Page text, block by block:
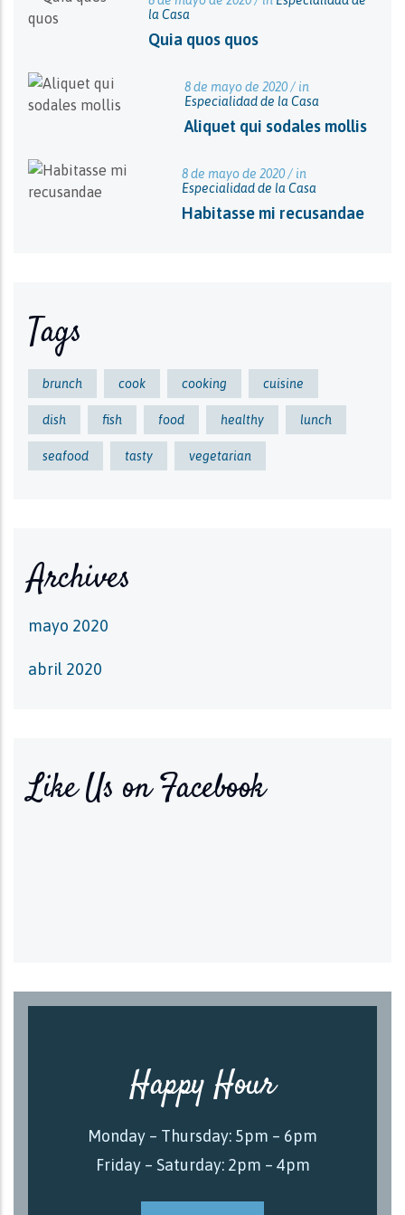
la Casa
Quia quos quos
8 de mayo de 2020 / in
Especialidad de la Casa
Aliquet qui sodales mollis
8 de mayo de 2020 / in
Especialidad de la Casa
Habitasse mi recusandae
Tags
brunch cook cooking cuisine
dish fish food healthy lunch
seafood tasty vegetarian
Archives
mayo 2020
abril 2020
Like Us on Facebook
Happy Hour
Monday – Thursday: 5pm – 6pm
Friday – Saturday: 2pm – 4pm